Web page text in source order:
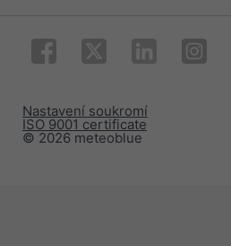
© 2026 meteoblue
ISO 9001 certificate
Nastavení soukromí